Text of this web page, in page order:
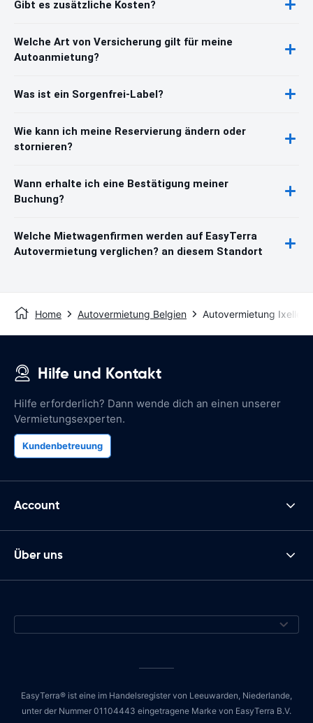
Gibt es zusätzliche Kosten?
Welche Art von Versicherung gilt für meine
Autoanmietung?
Was ist ein Sorgenfrei-Label?
Wie kann ich meine Reservierung ändern oder
stornieren?
Wann erhalte ich eine Bestätigung meiner
Buchung?
Welche Mietwagenfirmen werden auf EasyTerra
Autovermietung verglichen? an diesem Standort
Home Autovermietung Belgien Autovermietung Ixelles
Hilfe und Kontakt
Hilfe erforderlich? Dann wende dich an einen unserer
Vermietungsexperten.
Kundenbetreuung
Account
Über uns
EasyTerra® ist eine im Handelsregister von Leeuwarden, Niederlande,
unter der Nummer 01104443 eingetragene Marke von EasyTerra B.V.